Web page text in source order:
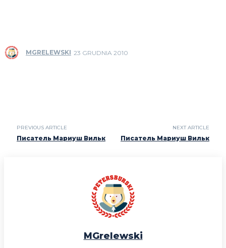
MGRELEWSKI 23 GRUDNIA 2010
PREVIOUS ARTICLE
Писатель Мариуш Вильк
NEXT ARTICLE
Писатель Мариуш Вильк
MGrelewski